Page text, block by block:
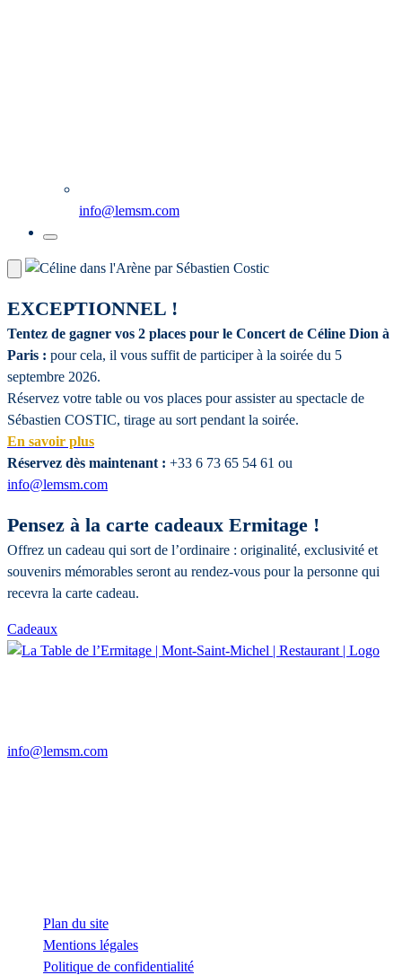
info@lemsm.com
EXCEPTIONNEL !
Tentez de gagner vos 2 places pour le Concert de Céline Dion à
Paris : pour cela, il vous suffit de participer à la soirée du 5
septembre 2026.
Réservez votre table ou vos places pour assister au spectacle de
Sébastien COSTIC, tirage au sort pendant la soirée.
En savoir plus
Réservez dès maintenant : +33 6 73 65 54 61 ou
info@lemsm.com
Pensez à la carte cadeaux Ermitage !
Offrez un cadeau qui sort de l’ordinaire : originalité, exclusivité et
souvenirs mémorables seront au rendez-vous pour la personne qui
recevra la carte cadeau.
Cadeaux
info@lemsm.com
Plan du site
Mentions légales
Politique de confidentialité